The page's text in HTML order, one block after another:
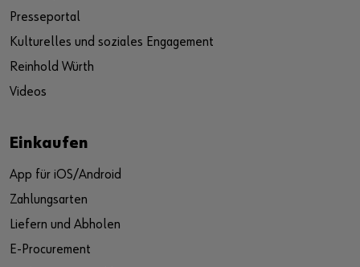
Presseportal
Kulturelles und soziales Engagement
Reinhold Würth
Videos
Einkaufen
App für iOS/Android
Zahlungsarten
Liefern und Abholen
E-Procurement